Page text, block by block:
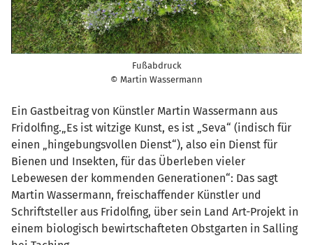
Fußabdruck
© Martin Wassermann
Ein Gastbeitrag von Künstler Martin Wassermann aus
Fridolfing.„Es ist witzige Kunst, es ist „Seva“ (indisch für
einen „hingebungsvollen Dienst“), also ein Dienst für
Bienen und Insekten, für das Überleben vieler
Lebewesen der kommenden Generationen“: Das sagt
Martin Wassermann, freischaffender Künstler und
Schriftsteller aus Fridolfing, über sein Land Art-Projekt in
einem biologisch bewirtschafteten Obstgarten in Salling